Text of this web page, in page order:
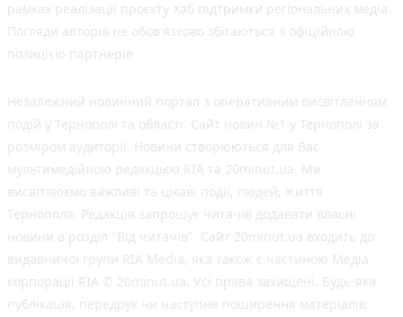
рамках реалізації проєкту Хаб підтримки регіональних медіа.
Погляди авторів не обов'язково збігаються з офіційною
позицією партнерів
Незалежний новинний портал з оперативним висвітленням
подій у Тернополі та області. Сайт новин №1 у Тернополі за
розміром аудиторії. Новини створюються для Вас
мультимедійною редакцією RIA та 20minut.ua. Ми
висвітлюємо важливі та цікаві події, людей, життя
Тернополя. Редакція запрошує читачів додавати власні
новини в розділ "Від читачів". Сайт 20minut.ua входить до
видавничої групи RIA Media, яка також є частиною Медіа
корпорації RIA © 20minut.ua. Усі права захищені. Будь-яка
публiкацiя, передрук чи наступне поширення матеріалів